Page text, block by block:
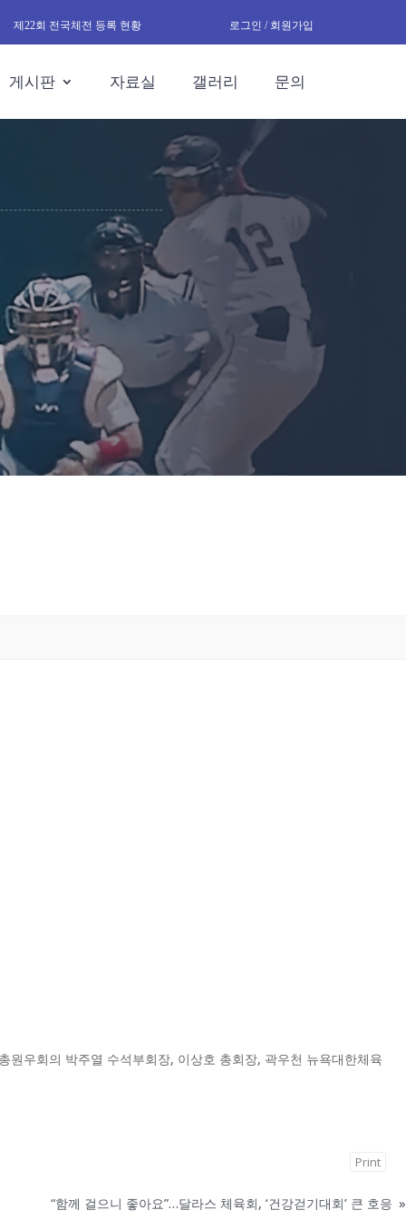
제22회 전국체전 등록 현황 로그인 / 회원가입
게시판 자료실 갤러리 문의
우회의 박주열 수석부회장, 이상호 총회장, 곽우천 뉴욕대한체육
Print
“함께 걸으니 좋아요”…달라스 체육회, ‘건강걷기대회’ 큰 호응 »